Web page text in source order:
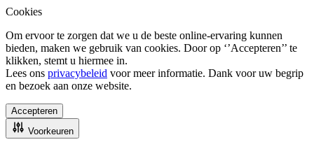
Cookies
Om ervoor te zorgen dat we u de beste online-ervaring kunnen
bieden, maken we gebruik van cookies. Door op ‘’Accepteren’’ te
klikken, stemt u hiermee in.
Lees ons privacybeleid voor meer informatie. Dank voor uw begrip
en bezoek aan onze website.
Accepteren
Voorkeuren